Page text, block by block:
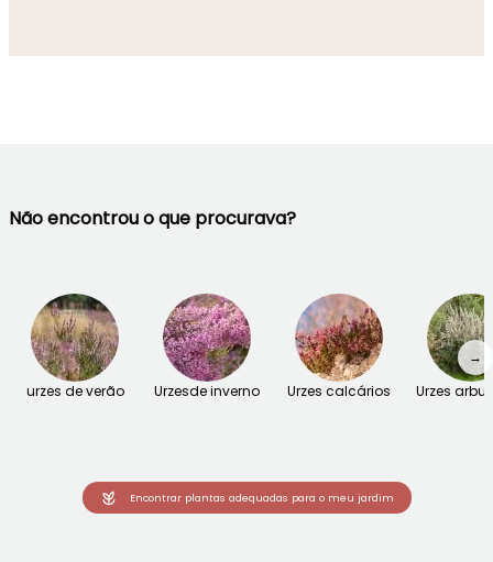
Não encontrou o que procurava?
urzes de verão Urzesde inverno Urzes calcários Urzes
→
Encontrar plantas adequadas para o meu jardim